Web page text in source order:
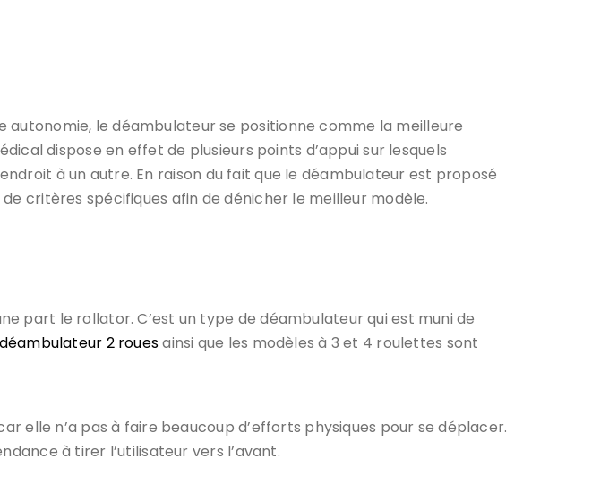
le déambulateur se positionne comme la meilleure
dispose en effet de plusieurs points d’appui sur lesquels
à un autre. En raison du fait que le déambulateur est proposé
critères spécifiques afin de dénicher le meilleur modèle.
part le rollator. C’est un type de déambulateur qui est muni de
déambulateur 2 rouesainsi que les modèles à 3 et 4 roulettes sont
elle n’a pas à faire beaucoup d’efforts physiques pour se déplacer.
à tirer l’utilisateur vers l’avant.